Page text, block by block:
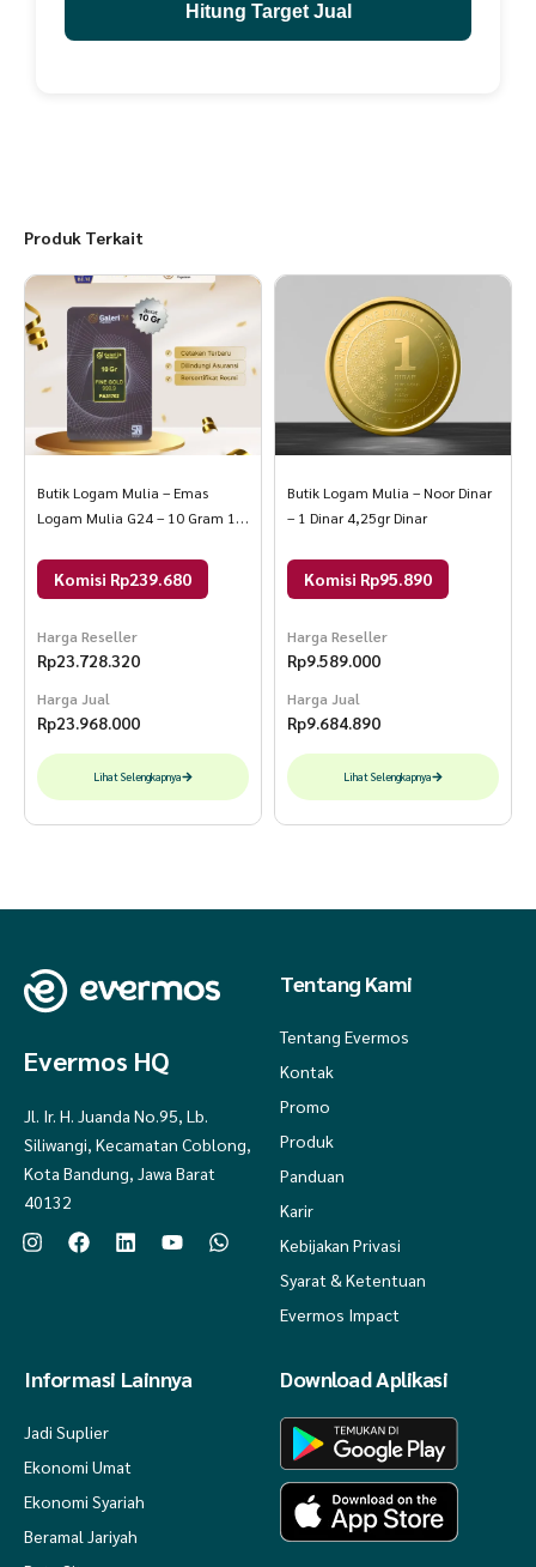
Hitung Target Jual
Produk Terkait
Butik Logam Mulia – Emas
Logam Mulia G24 – 10 Gram 10
Komisi Rp239.680
Harga Reseller
Rp23.728.320
Harga Jual
Rp23.968.000
Lihat Selengkapnya
Butik Logam Mulia – Noor Dinar
– 1 Dinar 4,25gr Dinar
Komisi Rp95.890
Harga Reseller
Rp9.589.000
Harga Jual
Rp9.684.890
Lihat Selengkapnya
Evermos HQ
Jl. Ir. H. Juanda No.95, Lb.
Siliwangi, Kecamatan Coblong,
Kota Bandung, Jawa Barat
40132
Tentang Kami
Tentang Evermos
Kontak
Promo
Produk
Panduan
Karir
Kebijakan Privasi
Syarat & Ketentuan
Evermos Impact
Informasi Lainnya
Jadi Suplier
Ekonomi Umat
Ekonomi Syariah
Beramal Jariyah
Download Aplikasi